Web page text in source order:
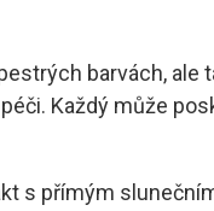
barvách,
Každý může
s přímým